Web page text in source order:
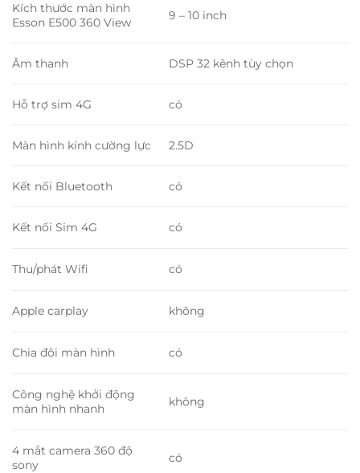
Kích thước màn hình
Esson E500 360 View
9 – 10 inch
Âm thanh DSP 32 kênh tùy chọn
Hỗ trợ sim 4G có
Màn hình kính cường lực 2.5D
Kết nối Bluetooth có
Kết nối Sim 4G có
Thu/phát Wifi có
Apple carplay không
Chia đôi màn hình có
Công nghệ khởi động
màn hình nhanh
không
4 mắt camera 360 độ
sony
có